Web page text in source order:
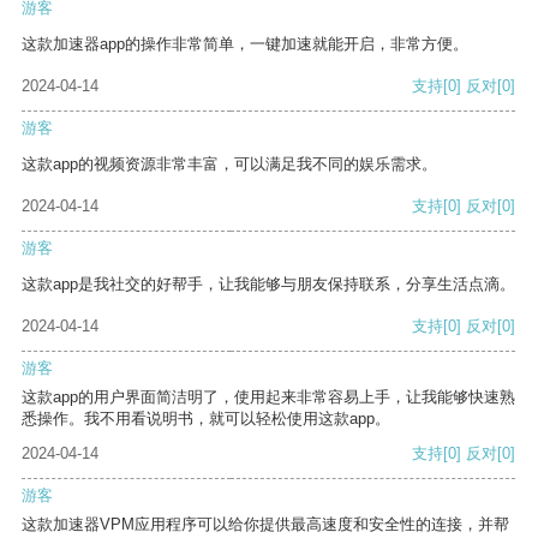
游客
这款加速器app的操作非常简单，一键加速就能开启，非常方便。
2024-04-14 支持[0] 反对[0]
游客
这款app的视频资源非常丰富，可以满足我不同的娱乐需求。
2024-04-14 支持[0] 反对[0]
游客
这款app是我社交的好帮手，让我能够与朋友保持联系，分享生活点滴。
2024-04-14 支持[0] 反对[0]
游客
这款app的用户界面简洁明了，使用起来非常容易上手，让我能够快速熟
悉操作。我不用看说明书，就可以轻松使用这款app。
2024-04-14
支持[0] 反对[0]
游客
这款加速器VPM应用程序可以给你提供最高速度和安全性的连接，并帮